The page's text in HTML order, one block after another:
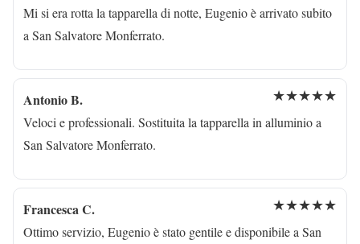
Mi si era rotta la tapparella di notte, Eugenio è arrivato subito
a San Salvatore Monferrato.
Antonio B. ★★★★★
Veloci e professionali. Sostituita la tapparella in alluminio a
San Salvatore Monferrato.
Francesca C. ★★★★★
Ottimo servizio, Eugenio è stato gentile e disponibile a San